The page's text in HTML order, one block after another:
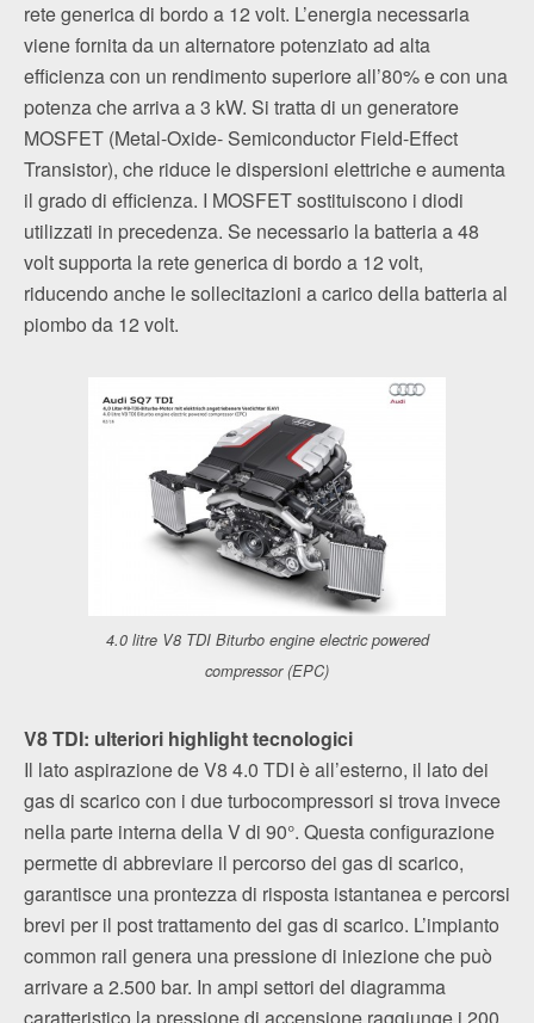
rete generica di bordo a 12 volt. L’energia necessaria
viene fornita da un alternatore potenziato ad alta
efficienza con un rendimento superiore all’80% e con una
potenza che arriva a 3 kW. Si tratta di un generatore
MOSFET (Metal-Oxide- Semiconductor Field-Effect
Transistor), che riduce le dispersioni elettriche e aumenta
il grado di efficienza. I MOSFET sostituiscono i diodi
utilizzati in precedenza. Se necessario la batteria a 48
volt supporta la rete generica di bordo a 12 volt,
riducendo anche le sollecitazioni a carico della batteria al
piombo da 12 volt.
4.0 litre V8 TDI Biturbo engine electric powered
compressor (EPC)
V8 TDI: ulteriori highlight tecnologici
Il lato aspirazione de V8 4.0 TDI è all’esterno, il lato dei
gas di scarico con i due turbocompressori si trova invece
nella parte interna della V di 90°. Questa configurazione
permette di abbreviare il percorso dei gas di scarico,
garantisce una prontezza di risposta istantanea e percorsi
brevi per il post trattamento dei gas di scarico. L’impianto
common rail genera una pressione di iniezione che può
arrivare a 2.500 bar. In ampi settori del diagramma